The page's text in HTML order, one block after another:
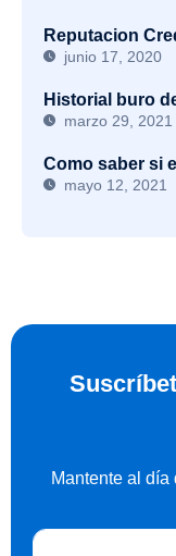
Reputacion
junio 17, 2020
Historial buro
marzo 29, 2021
Como saber si
mayo 12, 2021
Mantente al